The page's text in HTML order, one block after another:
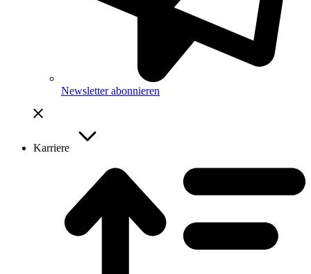
Newsletter abonnieren
Karriere